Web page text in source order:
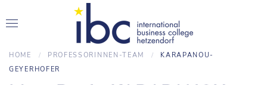
HOME PROFESSORINNEN-TEAM
KARAPANOU-
GEYERHOFER